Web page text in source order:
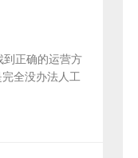
正确的运营方
全没办法人工